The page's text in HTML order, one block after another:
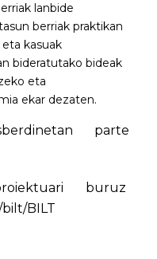
lanbide
berriak praktikan
kasuak
bideratutako bideak
eta
ekar dezaten.
parte
buruz
BILT